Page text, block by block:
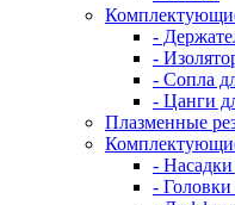
-
-
- Сопла
- Цанги
Плазменные
- Насадки
- Головки